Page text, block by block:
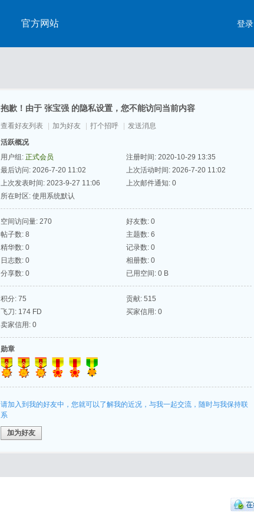
登录
官方网站
抱歉！由于 张宝强 的隐私设置，您不能访问当前内容
查看好友列表 加为好友 打个招呼
发送消息
活跃概况
用户组: 正式会员
注册时间: 2020-10-29 13:35
最后访问: 2026-7-20 11:02
上次活动时间: 2026-7-20 11:02
上次发表时间: 2023-9-27 11:06
上次邮件通知: 0
所在时区: 使用系统默认
空间访问量: 270
好友数: 0
帖子数: 8
主题数: 6
精华数: 0
记录数: 0
日志数: 0
相册数: 0
分享数: 0
已用空间: 0 B
积分: 75
贡献: 515
飞刀: 174 FD
买家信用: 0
卖家信用: 0
勋章
请加入到我的好友中，您就可以了解我的近况，与我一起交流，随时与我保持联
系
加为好友